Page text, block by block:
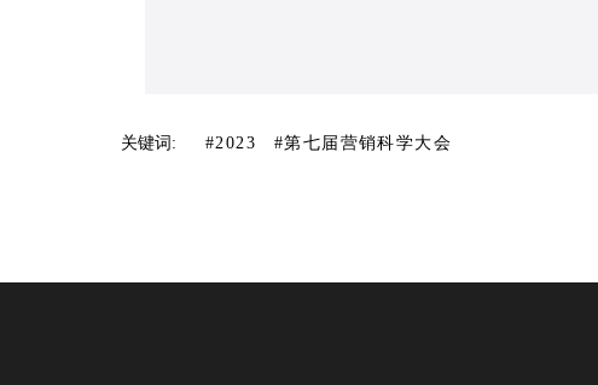
关键词: #2023 #第七届营销科学大会